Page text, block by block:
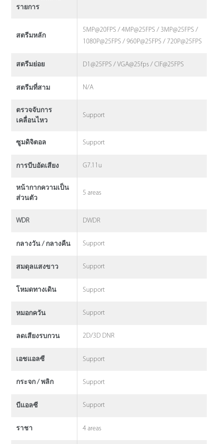
รายการ
สตรีมหลัก
5MP@20FPS / 4MP@25FPS / 3MP@25FPS /
1080P@25FPS / 960P@25FPS / 720P@25FPS
สตรีมย่อย D1@25FPS / VGA@25fps / CIF@25FPS
สตรีมที่สาม N/A
ตรวจจับการ
เคลื่อนไหว
Support
ซูมดิจิตอล Support
การบีบอัดเสียง G7.11u
หน้ากากความเป็น
ส่วนตัว
5 areas
WDR DWDR
กลางวัน / กลางคืน Support
สมดุลแสงขาว Support
โหมดทางเดิน Support
หมอกควัน Support
ลดเสียงรบกวน 2D/3D DNR
เอชแอลซี Support
กระจก / พลิก Support
บีแอลซี Support
ราชา 4 areas